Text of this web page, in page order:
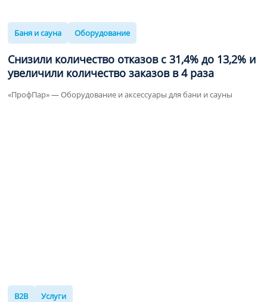
Баня и сауна Оборудование
Снизили количество отказов с31,4% до 13,2% и
увеличили количество заказов в 4 раза
«ПрофПар» — Оборудование и аксессуары для бани и сауны
B2B Услуги